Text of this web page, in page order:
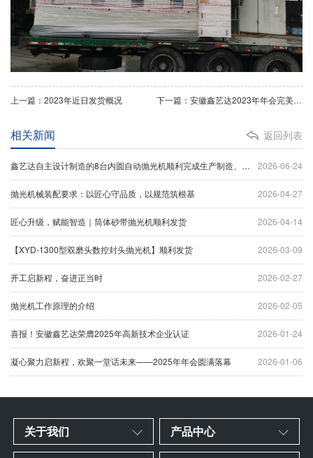
上一篇：2023年近日发货概况 下一篇：安徽鑫艺达2023年年会完美落下帷幕
返回列表
相关新闻
2026-06-24
鑫艺达自主设计制造的8台内圆自动抛光机顺利完成生产制造、设备调试及出厂验收工作，并于今日正式装车发货。
2026-04-27
抛光机械装配要求：以匠心守品质，以规范筑根基
2026-04-14
匠心升级，赋能智造｜筒体砂带抛光机顺利发货
2026-03-09
【XYD-1300型双磨头数控封头抛光机】顺利发货
2026-02-27
开工启新程，奋进正当时
2026-02-05
抛光机工作原理的介绍
2026-01-24
喜报！安徽鑫艺达荣膺2025年高新技术企业认证
2026-01-06
凝心聚力启新程，欢聚一堂话未来——2025年年会圆满落幕
关于我们 产品中心